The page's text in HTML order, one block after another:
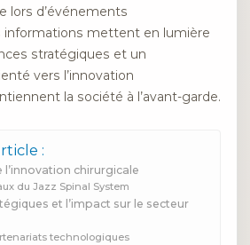
lors d’événements
informations mettent en lumière
stratégiques et un
vers l’innovation
la société à l’avant-garde.
:
l’innovation chirurgicale
du Jazz Spinal System
et l’impact sur le secteur
technologiques